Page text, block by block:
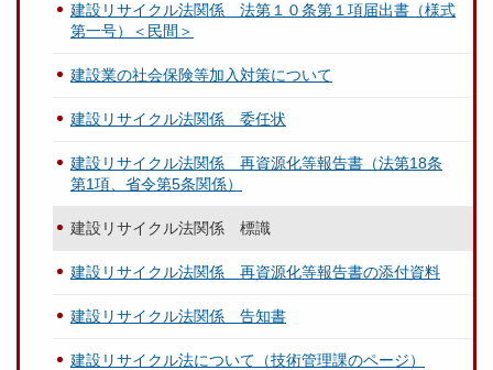
建設リサイクル法関係 法第１０条第１項届出書（様式
第一号）＜民間＞
建設業の社会保険等加入対策について
建設リサイクル法関係 委任状
建設リサイクル法関係 再資源化等報告書（法第18条
第1項、省令第5条関係）
建設リサイクル法関係 標識
建設リサイクル法関係 再資源化等報告書の添付資料
建設リサイクル法関係 告知書
建設リサイクル法について（技術管理課のページ）